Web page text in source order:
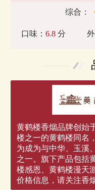
综合：
口味： 6.8分
黄鹤楼香烟品牌创始
楼之一的黄鹤楼同名
为成为与中华、玉溪
之一。旗下产品包括
楼感恩、黄鹤楼漫天
价格信息，请关注香